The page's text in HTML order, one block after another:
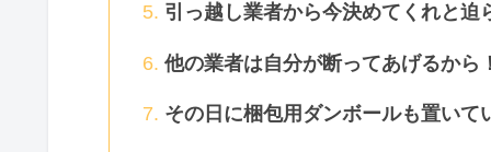
引っ越し業者から今決めてくれと迫
他の業者は自分が断ってあげるから
その日に梱包用ダンボールも置いて